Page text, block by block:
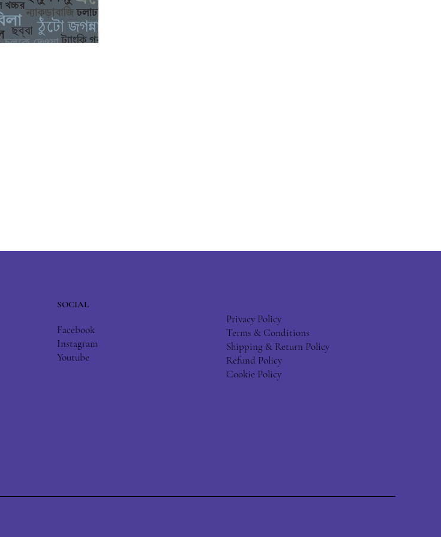
SOCIAL
Facebook
Instagram
Youtube
Privacy Policy
Terms & Conditions
Shipping & Return Policy
Refund Policy
Cookie Policy